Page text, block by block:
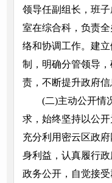
领导任副组长，班
室在综合科，负责
络和协调工作。建
制，明确分管领导
责，不断提升政府信
(二)主动公开情
求，始终坚持以公
充分利用密云区政
身利益，认真履行
政务公开，自觉接